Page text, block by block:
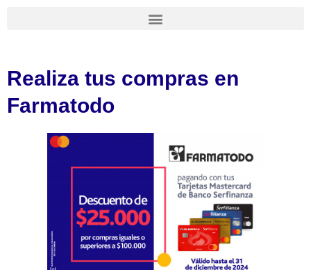
Realiza tus compras en
Farmatodo